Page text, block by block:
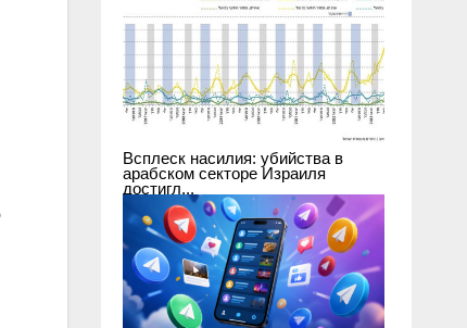
Всплеск насилия: убийства в
арабском секторе Израиля
достигл...